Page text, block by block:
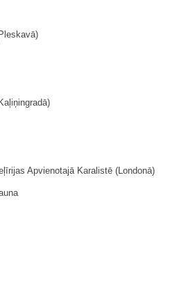
Apvienotajā Karalistē (Londonā)